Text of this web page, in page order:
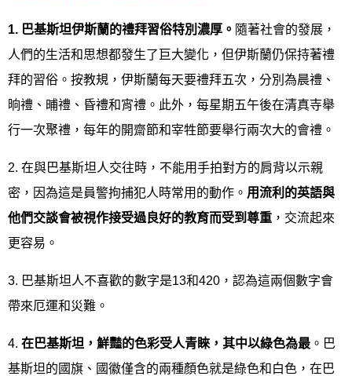
1. 巴基斯坦伊斯蘭的禮拜習俗特別濃厚。 隨著社會的發展，
人們的生活和思想都發生了巨大變化，但伊斯蘭仍保持著禮
拜的習俗。按教規，伊斯蘭每天要禮拜五次，分別為晨禮、
晌禮、晡禮、昏禮和宵禮。此外，每星期五午後在清真寺舉
行一次聚禮，每年的開齋節和宰牲節要舉行兩次大的會禮。
2. 在與巴基斯坦人交往時，不能用手拍對方的肩背以示親
密，因為這是員警拘捕犯人時常用的動作。 用流利的英語與
他們交談會被視作接受過良好的教育而受到尊重 ，交流起來
更容易。
3. 巴基斯坦人不喜歡的數字是13和420，認為這兩個數字會
帶來厄運和災難。
4. 在巴基斯坦，鮮豔的色彩受人青睞，其中以綠色為最 。巴
基斯坦的國旗、國徽僅含的兩種顏色就是綠色和白色，在巴